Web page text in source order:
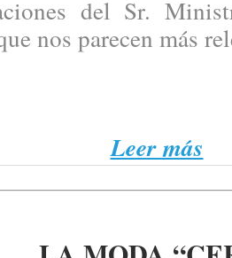
del Sr.
nos parecen más
Leer más